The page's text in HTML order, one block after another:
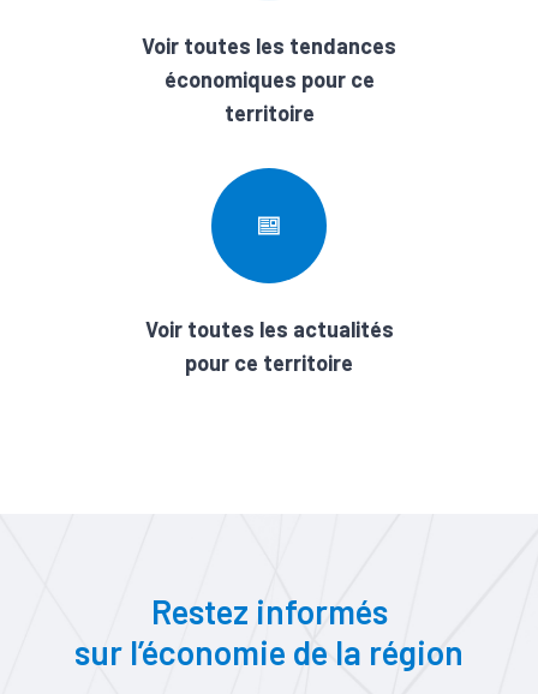
Voir toutes les tendances
économiques pour ce
territoire
Voir toutes les actualités
pour ce territoire
Restez informés
sur l’économie de la région